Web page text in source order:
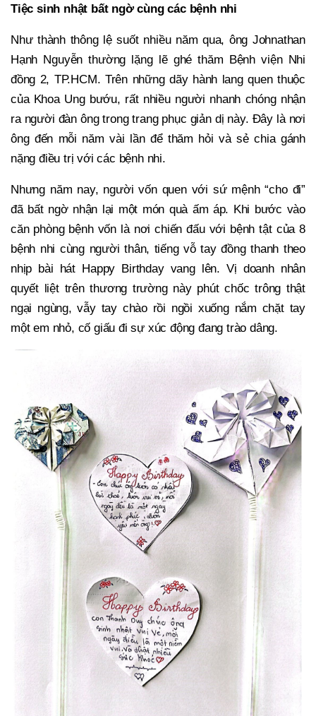
Tiệc sinh nhật bất ngờ cùng các bệnh nhi
Như thành thông lệ suốt nhiều năm qua, ông Johnathan
Hạnh Nguyễn thường lặng lẽ ghé thăm Bệnh viện Nhi
đồng 2, TP.HCM. Trên những dãy hành lang quen thuộc
của Khoa Ung bướu, rất nhiều người nhanh chóng nhận
ra người đàn ông trong trang phục giản dị này. Đây là nơi
ông đến mỗi năm vài lần để thăm hỏi và sẻ chia gánh
nặng điều trị với các bệnh nhi.
Nhưng năm nay, người vốn quen với sứ mệnh “cho đi”
đã bất ngờ nhận lại một món quà ấm áp. Khi bước vào
căn phòng bệnh vốn là nơi chiến đấu với bệnh tật của 8
bệnh nhi cùng người thân, tiếng vỗ tay đồng thanh theo
nhịp bài hát Happy Birthday vang lên. Vị doanh nhân
quyết liệt trên thương trường này phút chốc trông thật
ngại ngùng, vẫy tay chào rồi ngồi xuống nắm chặt tay
một em nhỏ, cố giấu đi sự xúc động đang trào dâng.